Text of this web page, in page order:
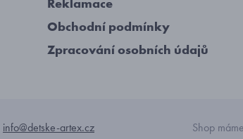
Obchodní podmínky
Zpracování osobních údajů
info@detske-artex.cz Shop